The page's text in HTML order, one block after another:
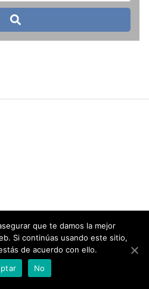
que te damos la mejor
Si continúas usando este sitio,
de acuerdo con ello.
No